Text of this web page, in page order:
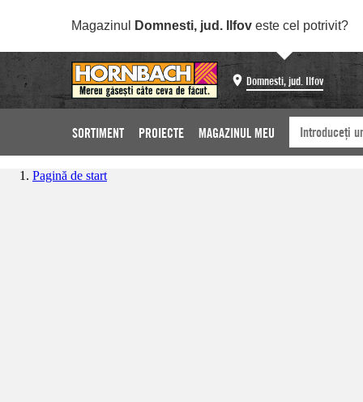
Magazinul Domnesti, jud. Ilfov este cel potrivit?
Domnesti, jud. Ilfov
SORTIMENT PROIECTE MAGAZINUL MEU
Pagină de start